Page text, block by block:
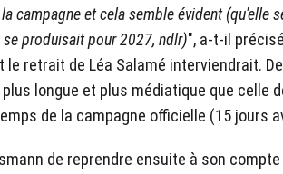
campagne et cela semble évident (qu'elle
produisait pour 2027, ndlr)", a-t-il
le retrait de Léa Salamé interviendrait.
longue et plus médiatique que celle
de la campagne officielle (15 jours
de reprendre ensuite à son